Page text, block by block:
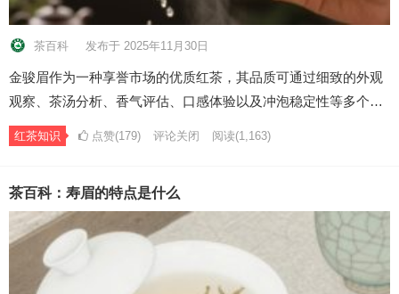
茶百科 发布于 2025年11月30日
金骏眉作为一种享誉市场的优质红茶，其品质可通过细致的外观
观察、茶汤分析、香气评估、口感体验以及冲泡稳定性等多个…
红茶知识 点赞(179) 评论关闭 阅读(1,163)
茶百科：寿眉的特点是什么